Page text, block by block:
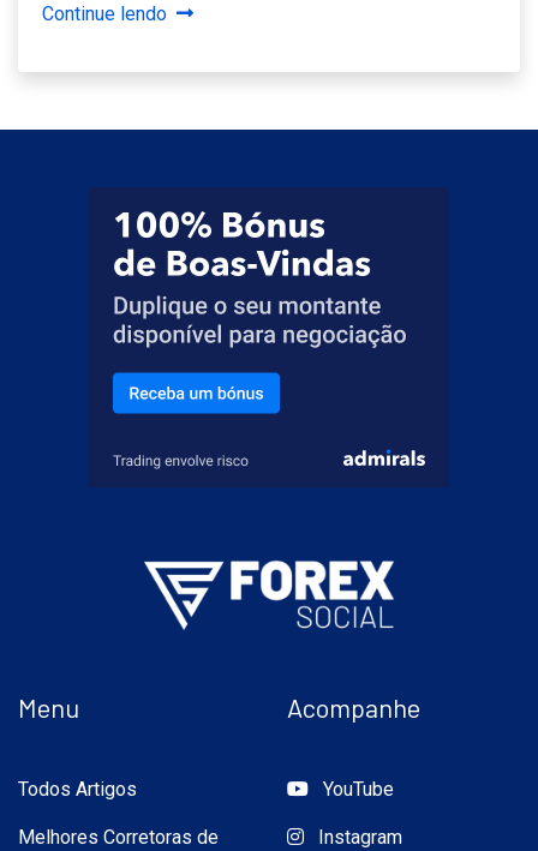
Continue lendo
Menu
Todos Artigos
Melhores Corretoras de
Acompanhe
YouTube
Instagram